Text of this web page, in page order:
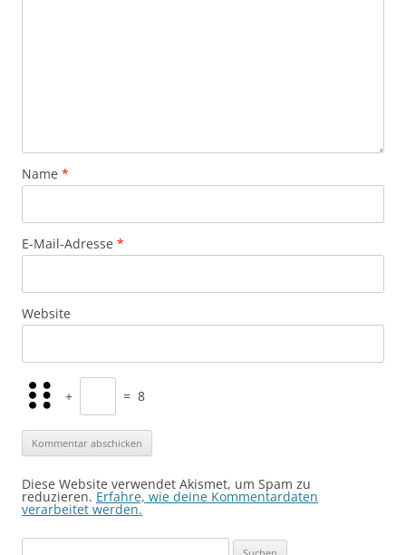
Name *
E-Mail-Adresse *
Website
+ = 8
Diese Website verwendet Akismet, um Spam zu
reduzieren. Erfahre, wie deine Kommentardaten
verarbeitet werden.